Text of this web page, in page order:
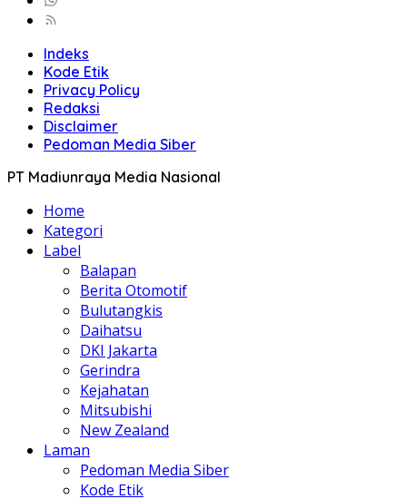
Indeks
Kode Etik
Privacy Policy
Redaksi
Disclaimer
Pedoman Media Siber
PT Madiunraya Media Nasional
Home
Kategori
Label
Balapan
Berita Otomotif
Bulutangkis
Daihatsu
DKI Jakarta
Gerindra
Kejahatan
Mitsubishi
New Zealand
Laman
Pedoman Media Siber
Kode Etik